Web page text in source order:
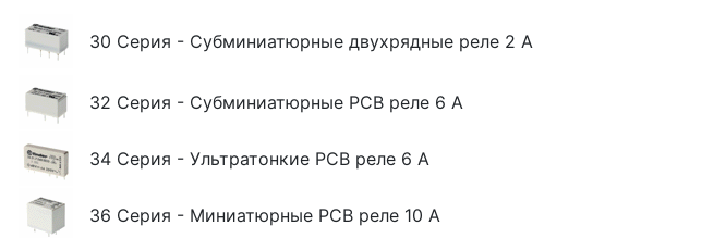
30 Серия - Субминиатюрные двухрядные реле 2 А
32 Серия - Субминиатюрные РСВ реле 6 А
34 Серия - Ультратонкие РСВ реле 6 A
36 Серия - Миниатюрные РСВ реле 10 А